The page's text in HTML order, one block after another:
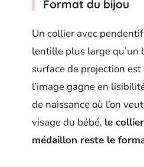
Format du bijou
Un collier avec
lentille plus large qu’un
surface de projection
l’image gagne en
de naissance où l’on
visage du bébé, le
médaillon reste le